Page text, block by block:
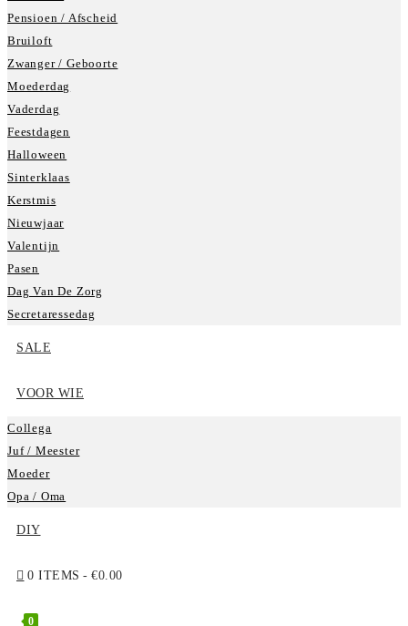
Pensioen / Afscheid
Bruiloft
Zwanger / Geboorte
Moederdag
Vaderdag
Feestdagen
Halloween
Sinterklaas
Kerstmis
Nieuwjaar
Valentijn
Pasen
Dag Van De Zorg
Secretaressedag
SALE
VOOR WIE
Collega
Juf / Meester
Moeder
Opa / Oma
DIY
0 ITEMS €0.00
0